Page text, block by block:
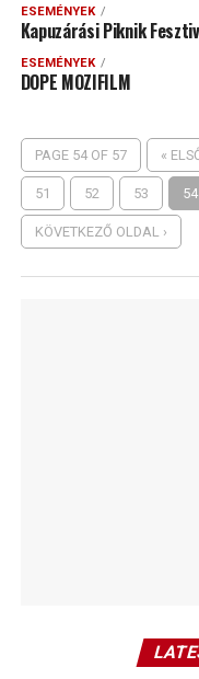
ESEMÉNYEK
Kapuzárási Piknik
ESEMÉNYEK
DOPE MOZIFILM
PAGE 54 OF 57 «
51 52 53 54
KÖVETKEZŐ OLDAL ›